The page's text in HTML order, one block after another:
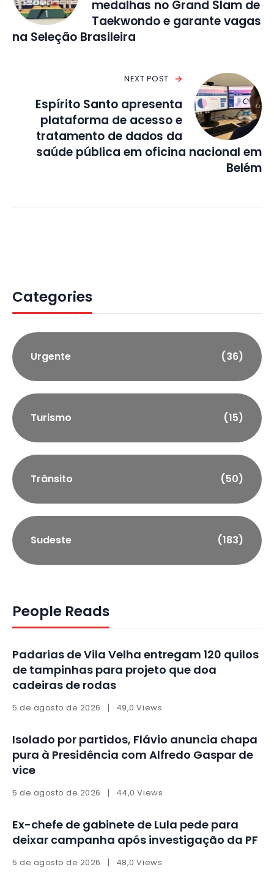
medalhas no Grand Slam de
Taekwondo e garante vagas
na Seleção Brasileira
NEXT POST
Espírito Santo apresenta
plataforma de acesso e
tratamento de dados da
saúde pública em oficina nacional em
Belém
Categories
Urgente (36)
Turismo (15)
Trânsito (50)
Sudeste (183)
People Reads
Padarias de Vila Velha entregam 120 quilos
de tampinhas para projeto que doa
cadeiras de rodas
5 de agosto de 2026 49,0 Views
Isolado por partidos, Flávio anuncia chapa
pura à Presidência com Alfredo Gaspar de
vice
5 de agosto de 2026 44,0 Views
Ex-chefe de gabinete de Lula pede para
deixar campanha após investigação da PF
5 de agosto de 2026 48,0 Views